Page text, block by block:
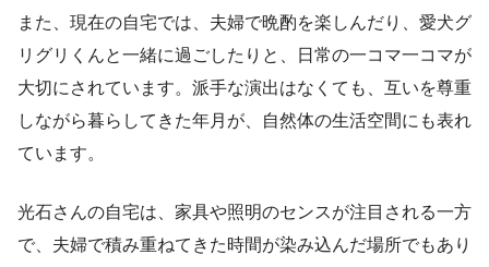
また、現在の自宅では、夫婦で晩酌を楽しんだり、愛犬グ
リグリくんと一緒に過ごしたりと、日常の一コマ一コマが
大切にされています。派手な演出はなくても、互いを尊重
しながら暮らしてきた年月が、自然体の生活空間にも表れ
ています。
光石さんの自宅は、家具や照明のセンスが注目される一方
で、夫婦で積み重ねてきた時間が染み込んだ場所でもあり